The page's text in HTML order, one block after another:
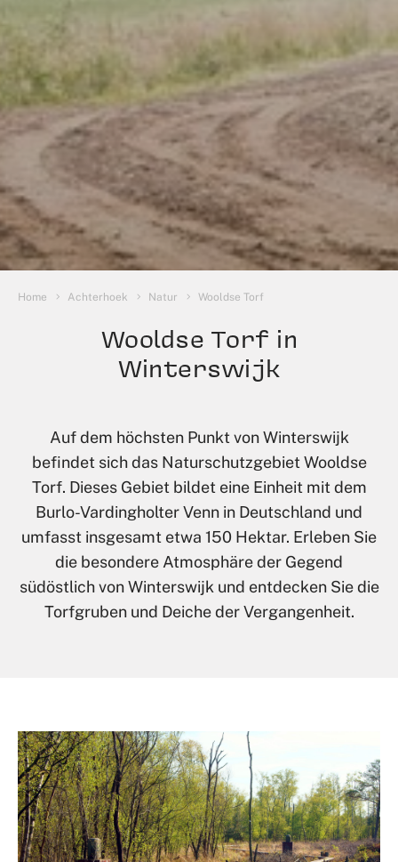
Sie sind hier:
Home Achterhoek Natur Wooldse Torf
Wooldse Torf in
Winterswijk
Auf dem höchsten Punkt von Winterswijk
befindet sich das Naturschutzgebiet Wooldse
Torf. Dieses Gebiet bildet eine Einheit mit dem
Burlo-Vardingholter Venn in Deutschland und
umfasst insgesamt etwa 150 Hektar. Erleben Sie
die besondere Atmosphäre der Gegend
südöstlich von Winterswijk und entdecken Sie die
Torfgruben und Deiche der Vergangenheit.